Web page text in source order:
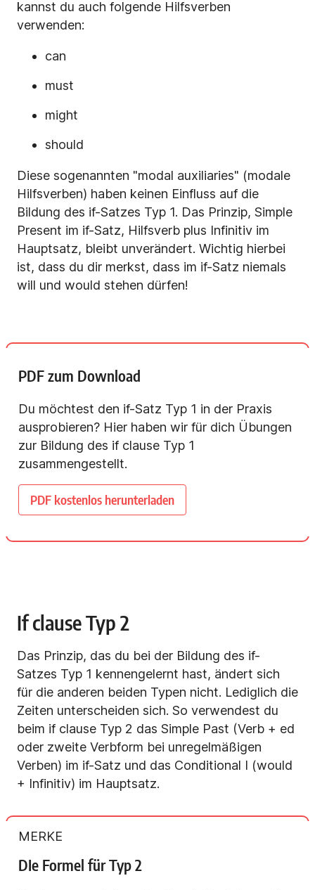
kannst du auch folgende Hilfsverben
verwenden:
can
must
might
should
Diese sogenannten "modal auxiliaries" (modale
Hilfsverben) haben keinen Einfluss auf die
Bildung des if-Satzes Typ 1. Das Prinzip, Simple
Present im if-Satz, Hilfsverb plus Infinitiv im
Hauptsatz, bleibt unverändert. Wichtig hierbei
ist, dass du dir merkst, dass im if-Satz niemals
will und would stehen dürfen!
PDF zum Download
Du möchtest den if-Satz Typ 1 in der Praxis
ausprobieren? Hier haben wir für dich Übungen
zur Bildung des if clause Typ 1
zusammengestellt.
PDF kostenlos herunterladen
If clause Typ 2
Das Prinzip, das du bei der Bildung des if-
Satzes Typ 1 kennengelernt hast, ändert sich
für die anderen beiden Typen nicht. Lediglich die
Zeiten unterscheiden sich. So verwendest du
beim if clause Typ 2 das Simple Past (Verb + ed
oder zweite Verbform bei unregelmäßigen
Verben) im if-Satz und das Conditional I (would
+ Infinitiv) im Hauptsatz.
MERKE
DIe Formel für Typ 2